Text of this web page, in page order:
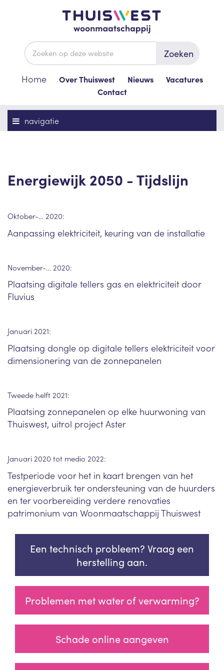
Zoeken
Home Over Thuiswest Nieuws
Vacatures
Contact
navigatie
Energiewijk 2050 - Tijdslijn
Oktober-… 2020:
Aanpassing elektriciteit, keuring van de installatie
November-… 2020:
Plaatsing digitale tellers gas en elektriciteit door
Fluvius
Januari 2021:
Plaatsing dongle op digitale tellers elektriciteit voor
dimensionering van de zonnepanelen
Tweede helft 2021:
Plaatsing zonnepanelen op elke huurwoning van
Thuiswest, uitrol project Aster
Januari 2020 tot medio 2022:
Testperiode voor het in kaart brengen van het
energieverbruik ter ondersteuning van de huurders
en ter voorbereiding verdere renovaties
patrimonium van Woonmaatschappij Thuiswest
Een technisch probleem? Vraag een
herstelling aan.
Problemen met water of verwarming?
Schade online aangeven